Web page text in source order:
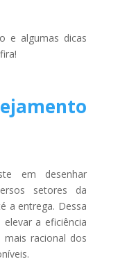
e algumas dicas
em desenhar
setores da
a entrega. Dessa
a eficiência
racional dos